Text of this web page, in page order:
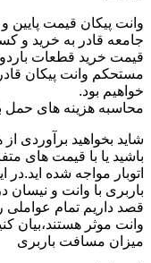
وانت پیکان قیمت پایین
جامعه قادر به خرید و
قیمت خرید قطعات
مستحکم وانت پیکان
خواهیم بود.
محاسبه هزینه های حمل
شاید بخواهید برآوردی
باشید یا با قیمت های
اتوبار مواجه شده
باربری با وانت و نیسان
قصد داریم تمام عواملی
وانت موثر هستند،بیان
میزان مسافت باربری